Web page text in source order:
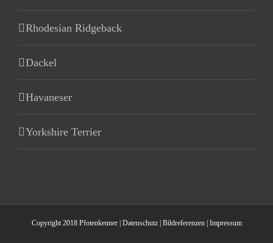
Rhodesian Ridgeback
Dackel
Havaneser
Yorkshire Terrier
Copyright 2018 Pfotenkenner | Datenschutz| Bildreferenzen| Impressum